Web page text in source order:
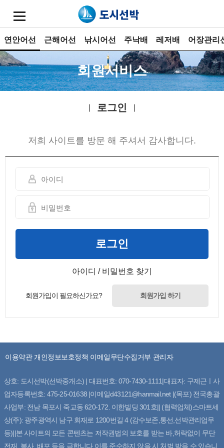
연안어선 근해어선 낚시어선 주낙배 레저배 어장관리
회원서비스
로그인
저희 사이트를 방문 해 주셔서 감사합니다.
로그인
아이디 / 비밀번호 찾기
회원가입이 필요하신가요? 회원가입 하기
이용약관 개인정보보호정책 이메일무단수집거부 관리자
상호: 도시선박(선박중개소) | 대표번호: 070-7430-1111|대표자: 구제근ㅣ사
업자등록번호: 475-25-01638 |이메일d43121@hanmail.net |(목포) 전국총괄
사업부: 전남 목포시 죽교동 620-172. 이한빌딩 301호|| (협력업체)스마트세
상(주): 광주광역시 남구 회재로 1200번길 4 (감수보존,통선,선박관리업무
등)||본 사이트의 모든 콘텐츠는 저작권법의 보호를 받는 바,허락없이 무단
전재, 복사, 배포 등을 금합니다.이를 준수하지 않을 시 처벌 받을 수 있습니